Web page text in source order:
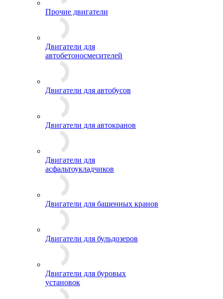
Прочие двигатели
Двигатели для
автобетоносмесителей
Двигатели для автобусов
Двигатели для автокранов
Двигатели для
асфальтоукладчиков
Двигатели для башенных кранов
Двигатели для бульдозеров
Двигатели для буровых
установок